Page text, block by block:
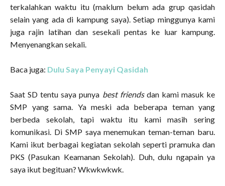
terkalahkan waktu itu (maklum belum ada grup qasidah
selain yang ada di kampung saya). Setiap minggunya kami
juga rajin latihan dan sesekali pentas ke luar kampung.
Menyenangkan sekali.
Baca juga: Dulu Saya Penyayi Qasidah
Saat SD tentu saya punya best friendsdan kami masuk ke
SMP yang sama. Ya meski ada beberapa teman yang
berbeda sekolah, tapi waktu itu kami masih sering
komunikasi. Di SMP saya menemukan teman-teman baru.
Kami ikut berbagai kegiatan sekolah seperti pramuka dan
PKS (Pasukan Keamanan Sekolah). Duh, dulu ngapain ya
saya ikut begituan? Wkwkwkwk.